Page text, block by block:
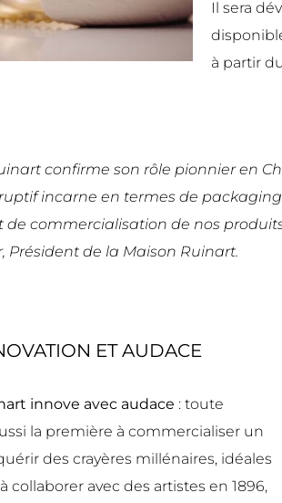
Il sera
à partir
confirme son rôle pionnier en
incarne en termes de
de commercialisation de nos
Président de la Maison Ruinart.
ET AUDACE
innove avec audace : toute
la première à commercialiser un
des crayères millénaires, idéales
avec des artistes en 1896,